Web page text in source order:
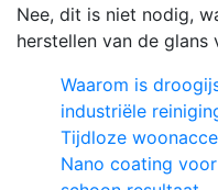
Nee, dit is niet nodig,
herstellen van de glans
Waarom is
industriële
Tijdloze
Nano coating